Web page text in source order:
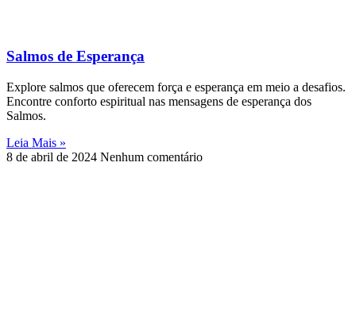
Salmos de Esperança
Explore salmos que oferecem força e esperança em meio a desafios.
Encontre conforto espiritual nas mensagens de esperança dos
Salmos.
Leia Mais »
8 de abril de 2024 Nenhum comentário